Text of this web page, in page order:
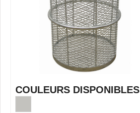
COULEURS DISPONIBLES